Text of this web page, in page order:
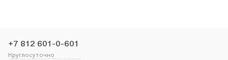
+7 812 601-0-601
Круглосуточно